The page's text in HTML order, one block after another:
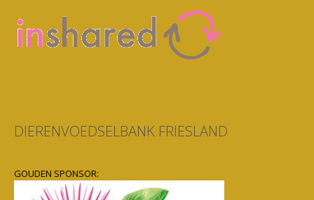
DIERENVOEDSELBANK FRIESLAND
GOUDEN SPONSOR: